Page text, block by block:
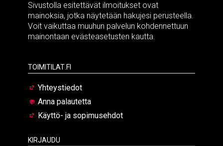
Sivustolla esitettävät ilmoitukset ovat
mainoksia, jotka näytetään hakujesi perusteella.
Voit vaikuttaa muuhun palvelun kohdennettuun
mainontaan evästeasetusten kautta.
Toimitilat.fi
Yhteystiedot
Anna palautetta
Käyttö- ja sopimusehdot
Kirjaudu